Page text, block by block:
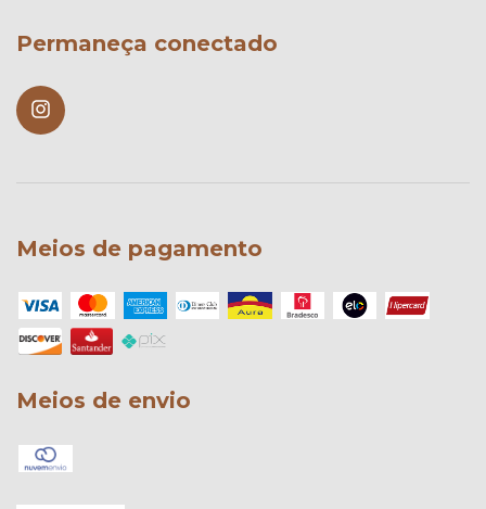
Permaneça conectado
Meios de pagamento
Meios de envio